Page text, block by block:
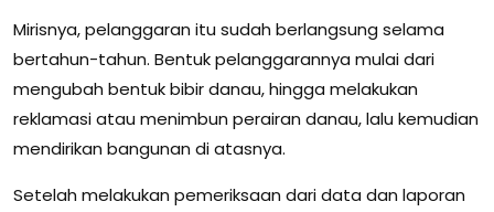
Mirisnya, pelanggaran itu sudah berlangsung selama
bertahun-tahun. Bentuk pelanggarannya mulai dari
mengubah bentuk bibir danau, hingga melakukan
reklamasi atau menimbun perairan danau, lalu kemudian
mendirikan bangunan di atasnya.
Setelah melakukan pemeriksaan dari data dan laporan